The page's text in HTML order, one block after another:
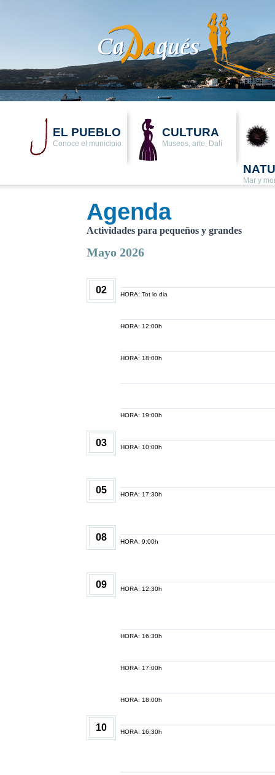
EL PUEBLO
Conoce el municipio
CULTURA
Museos, arte, Dalí
Mar y
Agenda
Actividades para pequeños y grandes
Mayo 2026
02 HORA: Tot lo dia
HORA: 12:00h
HORA: 18:00h
HORA: 19:00h
03 HORA: 10:00h
05 HORA: 17:30h
08 HORA: 9:00h
09 HORA: 12:30h
HORA: 16:30h
HORA: 17:00h
HORA: 18:00h
10 HORA: 16:30h